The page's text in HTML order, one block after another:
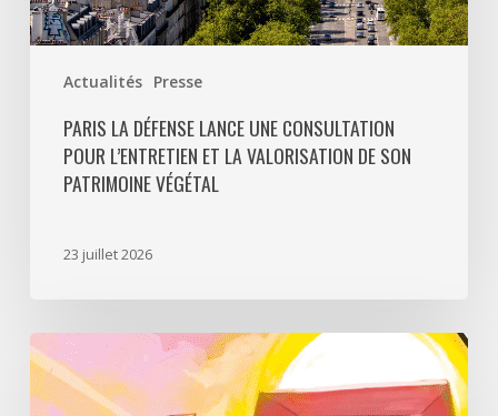
Actualités Presse
patrimoine
végétal
PARIS LA DÉFENSE LANCE UNE CONSULTATION
POUR L’ENTRETIEN ET LA VALORISATION DE SON
PATRIMOINE VÉGÉTAL
23 juillet 2026
Paris
La
Défense